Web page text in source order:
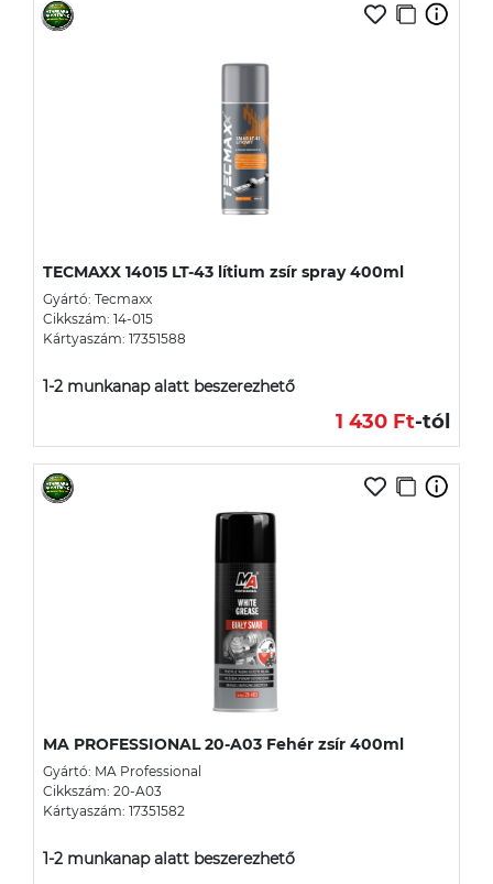
TECMAXX 14015 LT-43 lítium zsír spray 400ml
Gyártó: Tecmaxx
Cikkszám: 14-015
Kártyaszám: 17351588
1-2 munkanap alatt beszerezhető
1 430 Ft-tól
MA PROFESSIONAL 20-A03 Fehér zsír 400ml
Gyártó: MA Professional
Cikkszám: 20-A03
Kártyaszám: 17351582
1-2 munkanap alatt beszerezhető